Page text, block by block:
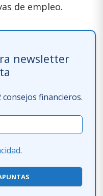
de empleo.
newsletter
consejos financieros.
.